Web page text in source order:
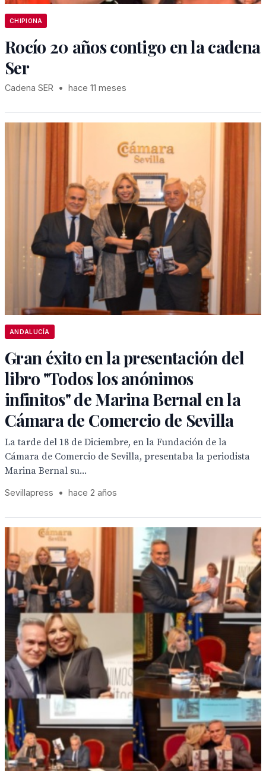
CHIPIONA
Rocío 20 años contigo en la cadena
Ser
Cadena SER • hace 11 meses
ANDALUCÍA
Gran éxito en la presentación del
libro "Todos los anónimos
infinitos" de Marina Bernal en la
Cámara de Comercio de Sevilla
La tarde del 18 de Diciembre, en la Fundación de la
Cámara de Comercio de Sevilla, presentaba la periodista
Marina Bernal su...
Sevillapress • hace 2 años